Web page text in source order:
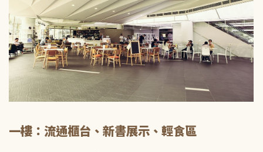
一樓：流通櫃台、新書展示、輕食區